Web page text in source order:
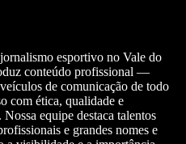
esportivo no Vale do
conteúdo profissional —
de comunicação de todo
com ética, qualidade e
equipe destaca talentos
e grandes nomes e